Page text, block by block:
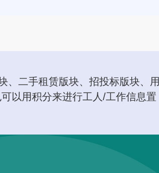
、二手租赁版块、招投标版块、用
以用积分来进行工人/工作信息置